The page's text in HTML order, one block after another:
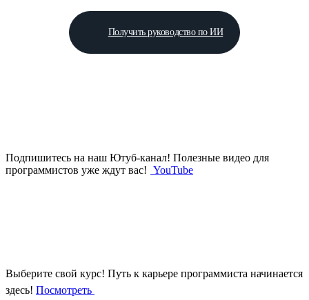
Получить руководство по ИИ
Подпишитесь на наш Ютуб-канал! Полезные видео для
программистов уже ждут вас! YouTube
Выберите свой курс! Путь к карьере программиста начинается
здесь! Посмотреть